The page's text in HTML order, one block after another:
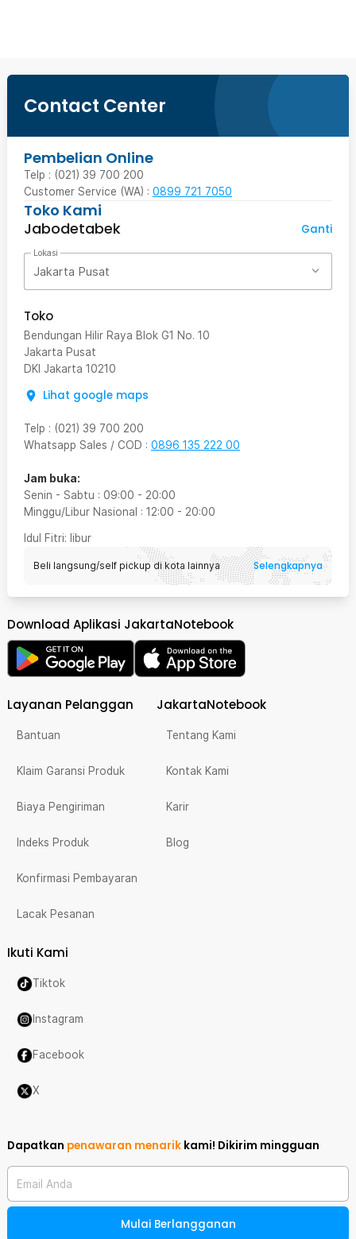
Contact Center
Pembelian Online
Telp : (021) 39 700 200
Customer Service (WA) : 0899 721 7050
Toko Kami
Jabodetabek
Ganti
Lokasi
Jakarta Pusat
Toko
Bendungan Hilir Raya Blok G1 No. 10
Jakarta Pusat
DKI Jakarta 10210
Lihat google maps
Telp : (021) 39 700 200
Whatsapp Sales / COD : 0896 135 222 00
Jam buka:
Senin - Sabtu : 09:00 - 20:00
Minggu/Libur Nasional : 12:00 - 20:00
Idul Fitri: libur
Beli langsung/self pickup di kota lainnya Selengkapnya
Download Aplikasi JakartaNotebook
Layanan Pelanggan
Bantuan
Klaim Garansi Produk
Biaya Pengiriman
Indeks Produk
Konfirmasi Pembayaran
Lacak Pesanan
JakartaNotebook
Tentang Kami
Kontak Kami
Karir
Blog
Ikuti Kami
Tiktok
Instagram
Facebook
X
Dapatkan penawaran menarik kami! Dikirim mingguan
Email Anda
Mulai Berlangganan